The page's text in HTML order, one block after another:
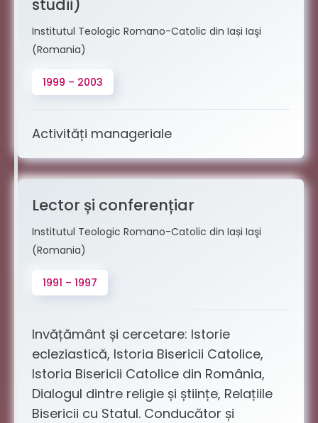
studii)
Institutul Teologic Romano-Catolic din Iași Iaşi
(Romania)
1999 – 2003
Activități manageriale
Lector și conferențiar
Institutul Teologic Romano-Catolic din Iași Iaşi
(Romania)
1991 – 1997
Invățământ și cercetare: Istorie
ecleziastică, Istoria Bisericii Catolice,
Istoria Bisericii Catolice din România,
Dialogul dintre religie și științe, Relațiile
Bisericii cu Statul. Conducător și